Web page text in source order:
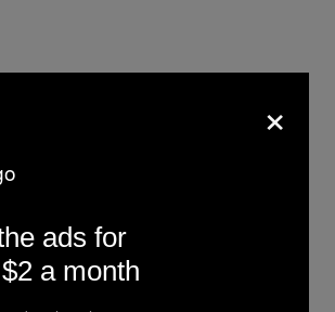
×
ads for
a month